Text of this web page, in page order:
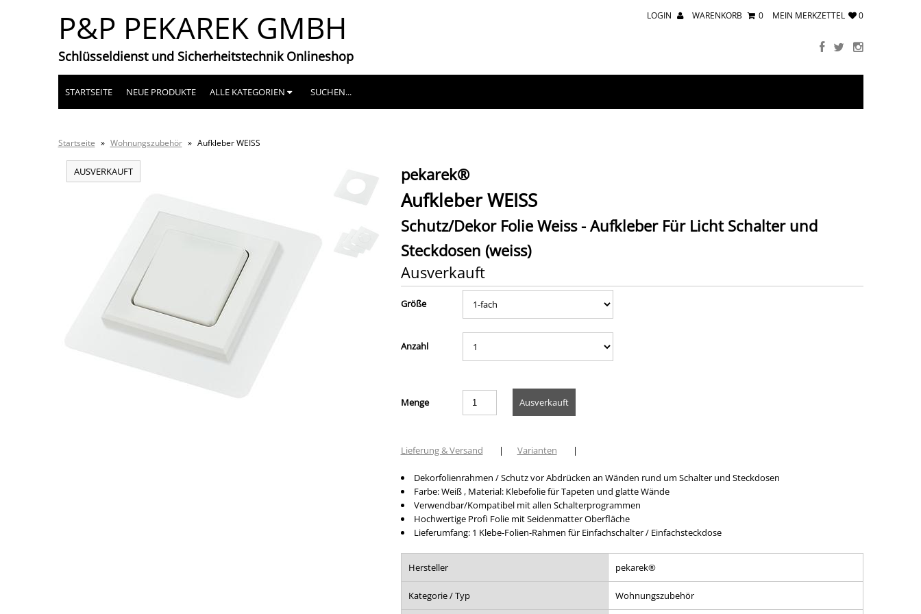
P&P PEKAREK GMBH
Schlüsseldienst und Sicherheitstechnik Onlineshop
LOGIN WARENKORB 0 MEIN MERKZETTEL 0
STARTSEITE NEUE PRODUKTE ALLE KATEGORIEN
Startseite » Wohnungszubehör » Aufkleber WEISS
AUSVERKAUFT pekarek®
Aufkleber WEISS
Schutz/Dekor Folie Weiss - Aufkleber Für Licht Schalter und
Steckdosen (weiss)
Ausverkauft
Größe
Anzahl
Menge
Lieferung & Versand | Varianten |
Dekorfolienrahmen / Schutz vor Abdrücken an Wänden rund um Schalter und Steckdosen
Farbe: Weiß , Material: Klebefolie für Tapeten und glatte Wände
Verwendbar/Kompatibel mit allen Schalterprogrammen
Hochwertige Profi Folie mit Seidenmatter Oberfläche
Lieferumfang: 1 Klebe-Folien-Rahmen für Einfachschalter / Einfachsteckdose
Hersteller pekarek®
Kategorie / Typ Wohnungszubehör